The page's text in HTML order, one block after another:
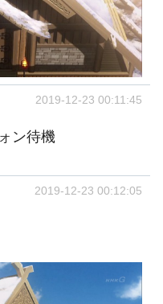
2019-12-23 00:11:45
ン待機
2019-12-23 00:12:05